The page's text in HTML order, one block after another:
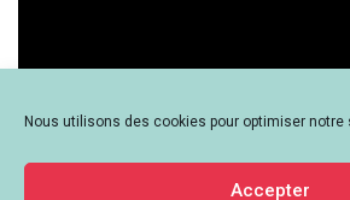
Nous utilisons des cookies pour optimiser notre
Accepter